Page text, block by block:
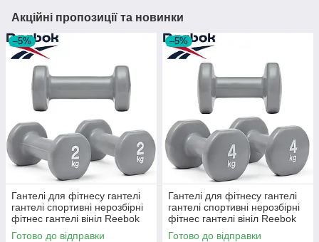
Акційні пропозиції та новинки
–5%
Гантелі для фітнесу гантелі
гантелі спортивні нерозбірні
фітнес гантелі вініл Reebok
Dumbbells 2 шт по 2 кг сірі
Готово до відправки
–5%
Гантелі для фітнесу гантелі
гантелі спортивні нерозбірні
фітнес гантелі вініл Reebok
Dumbbells 2 шт по 4 кг сірі
Готово до відправки